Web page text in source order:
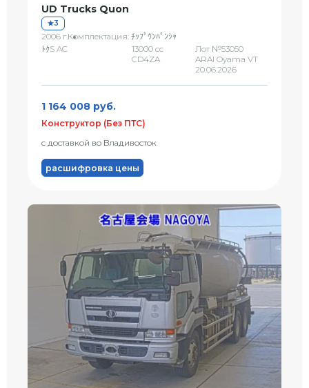
UD Trucks Quon
3
2006 г.Комплектация: ﾁｯﾌﾟｳﾝﾊﾟﾝｼｬ
ﾄｸS AC
13000 сс
CD4ZA
Лот №53050
ARAI Oyama VT
20.06.2026
1 164 008 руб.
Конструктор (Без ПТС)
с доставкой во Владивосток
расшифровка цены